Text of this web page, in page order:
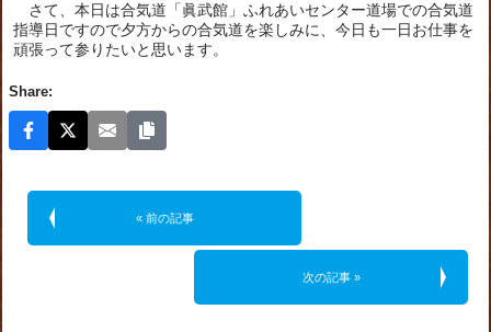
さて、本日は合気道「眞武館」ふれあいセンター道場での合気道
指導日ですので夕方からの合気道を楽しみに、今日も一日お仕事を
頑張って参りたいと思います。
Share:
« 前の記事
次の記事 »